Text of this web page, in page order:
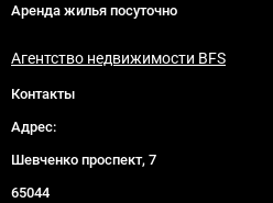
Аренда жилья посуточно
Агентство недвижимости BFS
Контакты
Адрес:
Шевченко проспект, 7
65044